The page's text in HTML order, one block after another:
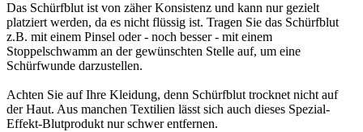
Das Schürfblut ist von zäher Konsistenz und kann nur gezielt
platziert werden, da es nicht flüssig ist. Tragen Sie das Schürfblut
z.B. mit einem Pinsel oder - noch besser - mit einem
Stoppelschwamm an der gewünschten Stelle auf, um eine
Schürfwunde darzustellen.
Achten Sie auf Ihre Kleidung, denn Schürfblut trocknet nicht auf
der Haut. Aus manchen Textilien lässt sich auch dieses Spezial-
Effekt-Blutprodukt nur schwer entfernen.